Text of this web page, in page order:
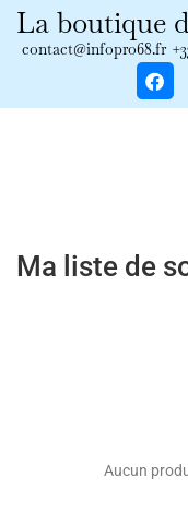
La boutique
contact@infopro68.fr
Ma liste de
Aucun